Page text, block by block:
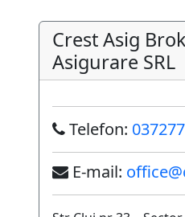
Crest Asig
Asigurare SRL
Telefon:
E-mail: